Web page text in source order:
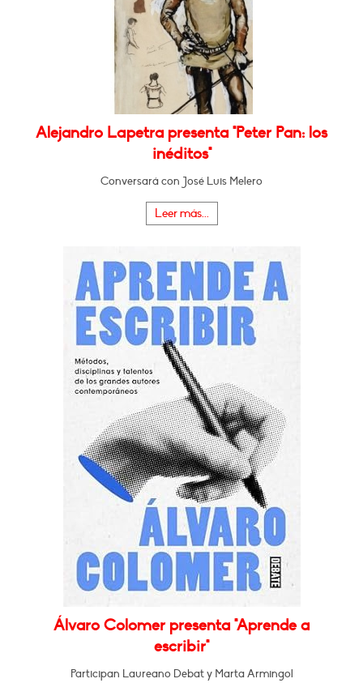
Alejandro Lapetra presenta "Peter Pan: los
inéditos"
Conversará con José Luis Melero
Leer más...
Álvaro Colomer presenta "Aprende a
escribir"
Participan Laureano Debat y Marta Armingol